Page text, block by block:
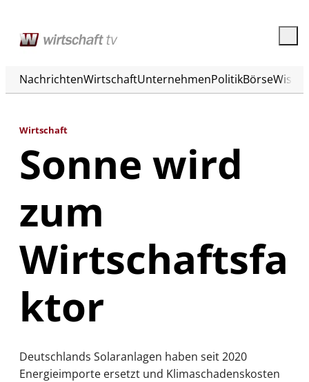
NachrichtenWirtschaftUnternehmenPolitikBörse
Wirtschaft
Sonne wird
zum
Wirtschaftsfa
ktor
Deutschlands Solaranlagen haben seit 2020
Energieimporte ersetzt und Klimaschadenskosten